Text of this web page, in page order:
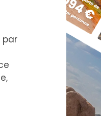
par